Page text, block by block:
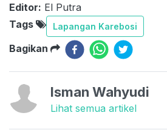
Editor: El Putra
Tags
Lapangan Karebosi
Bagikan
Isman Wahyudi
Lihat semua artikel